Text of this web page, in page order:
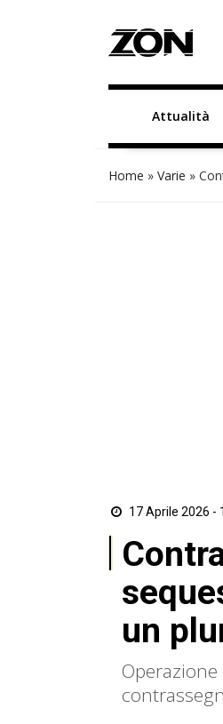
Attualità
Home » Varie »
17 Aprile 2026 -
un